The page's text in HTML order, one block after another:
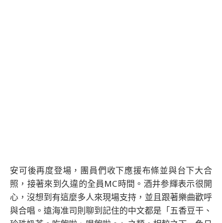
安可後再度登場，團員們收下應援布條並與台下大合
照，接著來到久違的全員MC時間。酒井参輝表示很開
心，沒想到有這麼多人來現場支持，並且跟著樂曲歡呼
與合唱。遠海准司則聊到記住的中文都是「五香豆干、